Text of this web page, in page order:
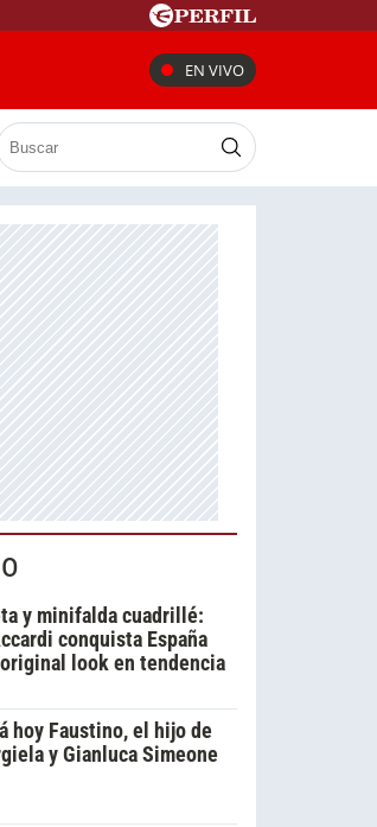
EN VIVO
y minifalda cuadrillé:
conquista España
look en tendencia
hoy Faustino, el hijo de
y Gianluca Simeone